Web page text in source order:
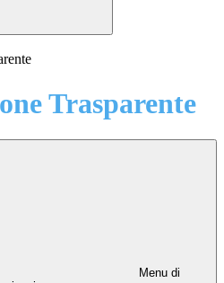
Trasparente
Menu di